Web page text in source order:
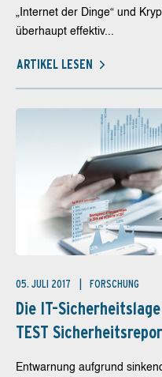
„Internet der Dinge“ und
überhaupt effektiv...
ARTIKEL LESEN
05. JULI 2017 FORSCHUNG
Die IT-
TEST
Entwarnung aufgrund